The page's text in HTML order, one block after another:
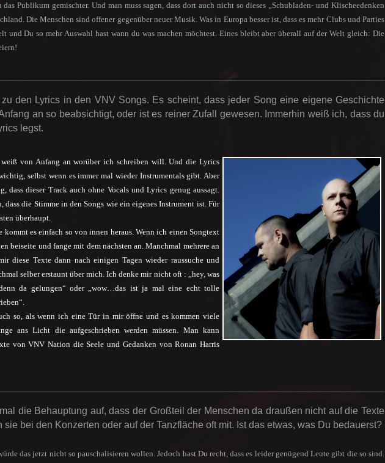
Publikum gemischter. Und man muss sagen, dass dort auch nicht so dieses „Schubladen- und Klischeedenken
Die Menschen sind offener gegenüber neuer Musik. Was in Europa besser ist, dass es mehr Clubs und Parties
und Du so mehr Auswahl hast wann du was machen möchtest. Eines bleibt aber überall auf der Welt gleich: Die
den Lyrics in den VNV Songs. Es scheint, dass jeder Song eine eigene Geschichte
an so beabsichtigt, oder ist es reiner Zufall gewesen. Immerhin weiß ich, dass du
legst.
von Anfang an worüber ich schreiben will. Und die Lyrics
selbst wenn es immer mal wieder Instrumentals gibt. Aber
dass dieser Track auch ohne Vocals und Lyrics genug aussagt.
dass die Stimme in den Songs wie ein eigenes Instrument ist. Für
überhaupt.
kommt es einfach so von innen heraus. Wenn ich einen Songtext
beiseite und fange mit dem nächsten an. Manchmal mehrere an
diese Texte dann nach einigen Tagen wieder raussuche und
selber erstaunt über mich. Ich denke mir nicht oft : „hey, was
da gelungen“ oder „wow…das ist ja mal eine echt tolle
so, als wenn ich eine Tür in mir öffne und es kommen viele
ans Licht die aufgeschrieben werden müssen. Man kann
von VNV Nation die Seele und Gedanken von Ronan Harris
die Behauptung auf, dass der Großteil der Menschen da draußen nicht auf die Texte
sie bei den Konzerten oder auf der Tanzfläche oft mit. Ist das etwas, was Du bedauerst?
das jetzt nicht so pauschalisieren wollen. Jedoch hast Du recht, dass es leider genügend Leute gibt die so sind.